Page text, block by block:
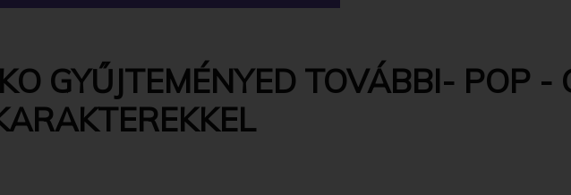
GYŰJTEMÉNYED TOVÁBBI- POP -